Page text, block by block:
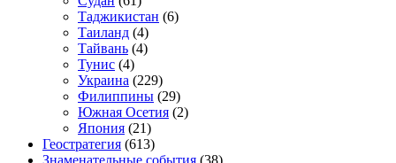
Таджикистан (6)
Таиланд (4)
Тайвань (4)
Тунис (4)
Украина (229)
Филиппины (29)
Южная Осетия (2)
Япония (21)
Геостратегия (613)